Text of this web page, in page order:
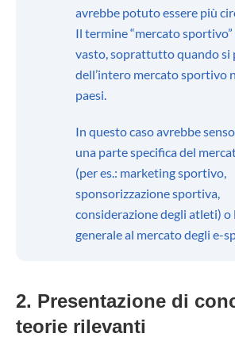
avrebbe potuto essere più
Il termine “mercato
vasto, soprattutto quando si
dell’intero mercato sportivo
paesi.
In questo caso avrebbe
una parte specifica del
(per es.: marketing sportivo,
sponsorizzazione sportiva,
considerazione degli atleti)
generale al mercato degli e-
2. Presentazione di
teorie rilevanti